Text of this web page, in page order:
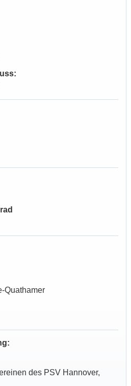
Quathamer
des PSV Hannover,